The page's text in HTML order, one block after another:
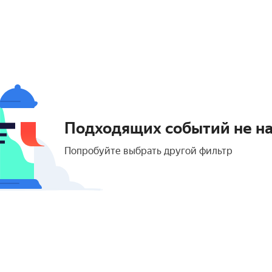
Подходящих событий не
Попробуйте выбрать другой фильтр